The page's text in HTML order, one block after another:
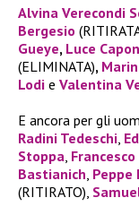
Alvina Verecondi
Bergesio
Gueye, Luce
(ELIMINATA),
Lodi e Valentina
E ancora per gli
Radini Tedeschi,
Stoppa,
Bastianich, Peppe
(RITIRATO),